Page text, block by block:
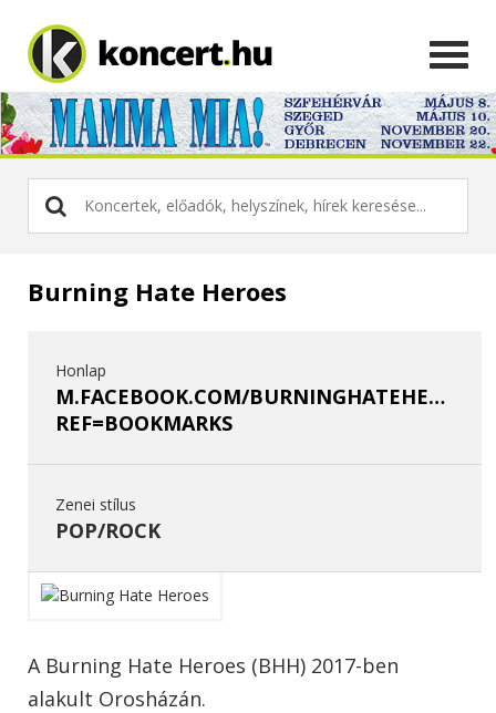
Burning Hate Heroes
Honlap
M.FACEBOOK.COM/BURNINGHATEHEROES/
REF=BOOKMARKS
Zenei stílus
POP/ROCK
A Burning Hate Heroes (BHH) 2017-ben
alakult Orosházán.